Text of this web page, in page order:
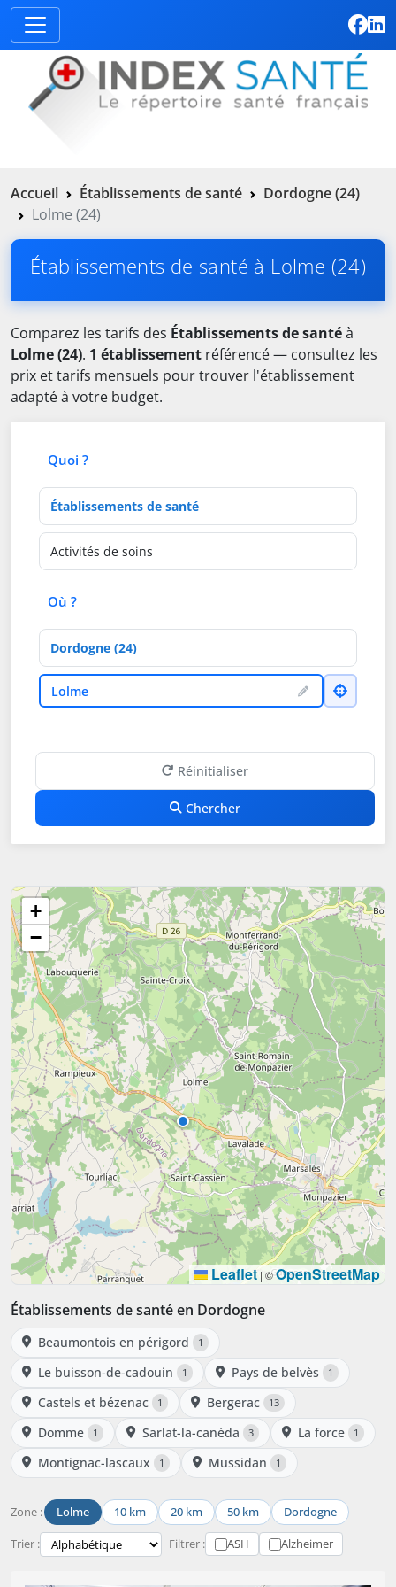
Accueil Établissements de santé
Dordogne (24)
Lolme (24)
Établissements de santé à Lolme (24)
Comparez les tarifs des Établissements de santéà
Lolme (24). 1 établissement référencé — consultez les
prix et tarifs mensuels pour trouver l'établissement
adapté à votre budget.
Quoi ?
Type d'établissement
Activités de soins
Où ?
Département
VilleLolme
Réinitialiser
Chercher
+
−
Leaflet | ©OpenStreetMap
Établissements de santé en Dordogne
Beaumontois en périgord 1
Le buisson-de-cadouin 1 Pays de belvès 1
Castels et bézenac 1 Bergerac 13
Domme 1 Sarlat-la-canéda 3 La force 1
Montignac-lascaux 1 Mussidan 1
Zone : Lolme 10 km 20 km 50 km Dordogne
Trier : Filtrer : ASH Alzheimer